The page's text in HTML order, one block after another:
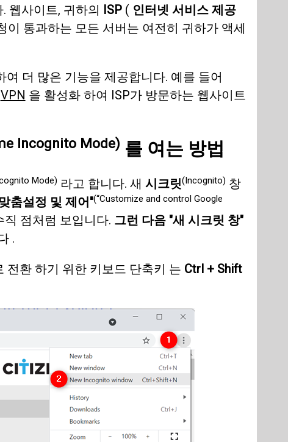
웹사이트, 귀하의 ISP( 인터넷 서비스 제공
이 통과하는 모든 서버는 여전히 귀하가 액세
더 많은 기능을 제공합니다. 예를 들어
VPN 을 활성화 하여 ISP가 방문하는 웹사이트
Incognito Mode) 를 여는 방법
Mode) 라고 합니다. 새 시크릿(Incognito) 창
춤설정 및 제어"(“Customize and control Google
점처럼 보입니다. 그런 다음 "새 시크릿 창"
.
전환 하기 위한 키보드 단축키 는 Ctrl + Shift